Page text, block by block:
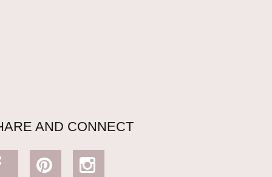
AND CONNECT